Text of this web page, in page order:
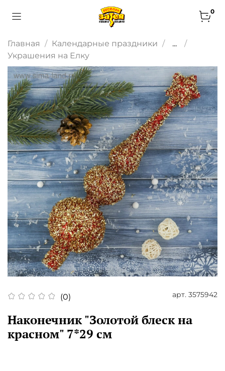
0
Главная Календарные праздники
...
Украшения на Елку
(0) арт. 3575942
Наконечник "Золотой блеск на
красном" 7*29 см